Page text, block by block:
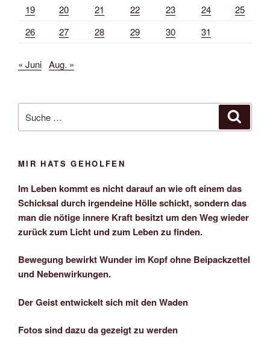
19 20 21 22 23 24
25
26
27 28 29 30 31
« Juni Aug. »
nach:
MIR HATS GEHOLFEN
Im Leben kommt es nicht darauf an wie oft einem das
Schicksal durch irgendeine Hölle schickt, sondern das
man die nötige innere Kraft besitzt um den Weg wieder
zurück zum Licht und zum Leben zu finden.
Bewegung bewirkt Wunder im Kopf ohne Beipackzettel
und Nebenwirkungen.
Der Geist entwickelt sich mit den Waden
Fotos sind dazu da gezeigt zu werden